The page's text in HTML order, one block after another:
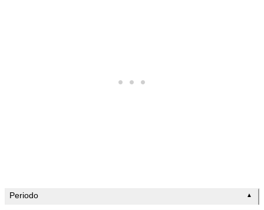
Periodo ▲